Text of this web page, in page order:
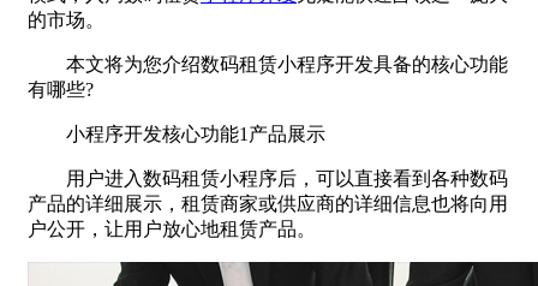
的市场。
本文将为您介绍数码租赁小程序开发具备的核心功能
有哪些?
小程序开发核心功能1产品展示
用户进入数码租赁小程序后，可以直接看到各种数码
产品的详细展示，租赁商家或供应商的详细信息也将向用
户公开，让用户放心地租赁产品。